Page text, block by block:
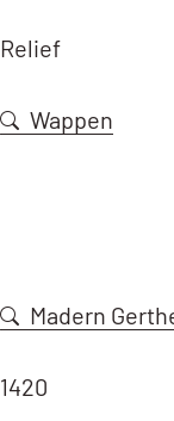
Relief
Wappen
Madern
1420